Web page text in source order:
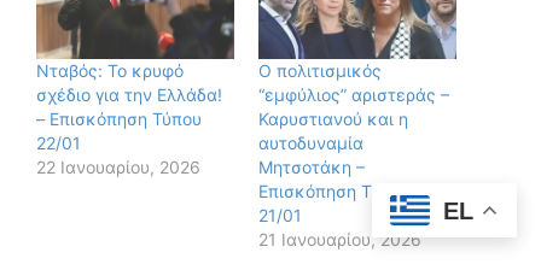
Νταβός: Το κρυφό
σχέδιο για την Ελλάδα!
– Επισκόπηση Τύπου
22/01
22 Ιανουαρίου, 2026
Ο πολιτισμικός
“εμφύλιος” αριστεράς –
Καρυστιανού και η
αυτοδυναμία
Μητσοτάκη –
Επισκόπηση Τύπου
21/01
21 Ιανουαρίου, 2026
EL